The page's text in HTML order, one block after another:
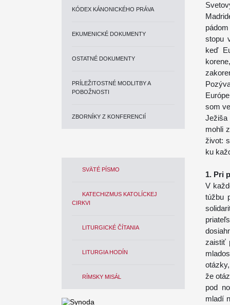
KÓDEX KÁNONICKÉHO PRÁVA
EKUMENICKÉ DOKUMENTY
OSTATNÉ DOKUMENTY
PRÍLEŽITOSTNÉ MODLITBY A
POBOŽNOSTI
ZBORNÍKY Z KONFERENCIÍ
SVÄTÉ PÍSMO
KATECHIZMUS KATOLÍCKEJ
CIRKVI
LITURGICKÉ ČÍTANIA
LITURGIA HODÍN
RÍMSKY MISÁL
stopu
keď
som
Ježiša
mohli
život:
ku
1. Pri
V
túžbu
zaistiť
že
pod
mladí